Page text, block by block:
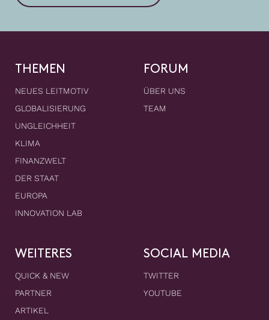
THEMEN
NEUES LEITMOTIV
GLOBALISIERUNG
UNGLEICHHEIT
KLIMA
FINANZWELT
DER STAAT
EUROPA
INNOVATION LAB
FORUM
ÜBER UNS
TEAM
WEITERES
QUICK & NEW
PARTNER
ARTIKEL
SOCIAL MEDIA
TWITTER
YOUTUBE